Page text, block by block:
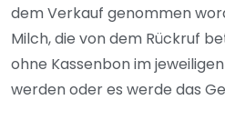
dem Verkauf genommen
Milch, die von dem Rückruf
ohne Kassenbon im
werden oder es werde das